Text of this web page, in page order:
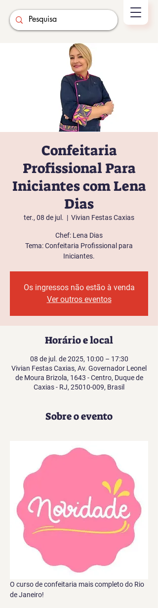
Confeitaria
Profissional Para
Iniciantes com Lena
Dias
ter., 08 de jul.
  |
Vivian Festas Caxias
Chef: Lena Dias
Tema: Confeitaria Profissional para
Iniciantes.
Os ingressos não estão à venda
Ver outros eventos
Horário e local
08 de jul. de 2025, 10:00 – 17:30
Vivian Festas Caxias, Av. Governador Leonel
de Moura Brizola, 1643 - Centro, Duque de
Caxias - RJ, 25010-009, Brasil
Sobre o evento
O curso de confeitaria mais completo do Rio
de Janeiro!